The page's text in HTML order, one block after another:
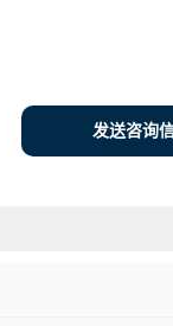
发送咨询